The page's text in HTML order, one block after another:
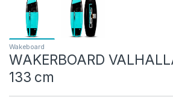
Wakeboard
WAKERBOARD
133 cm